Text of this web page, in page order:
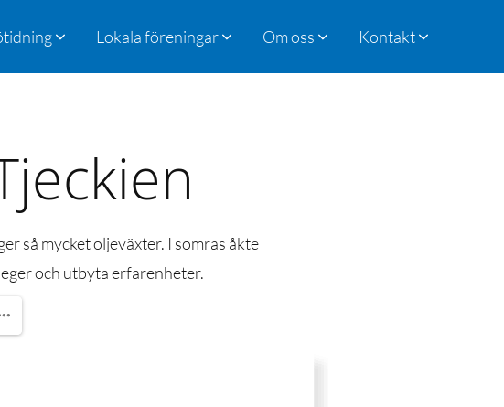
Lokala föreningar Om oss Kontakt
så mycket oljeväxter. I somras åkte
och utbyta erfarenheter.